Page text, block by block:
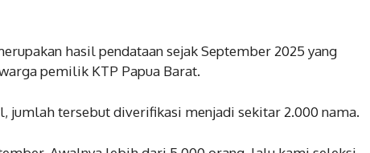
hasil pendataan sejak September 2025 yang
pemilik KTP Papua Barat.
jumlah tersebut diverifikasi menjadi sekitar 2.000 nama.